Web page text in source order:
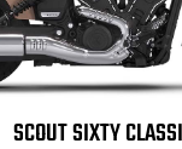
SCOUT SIXTY